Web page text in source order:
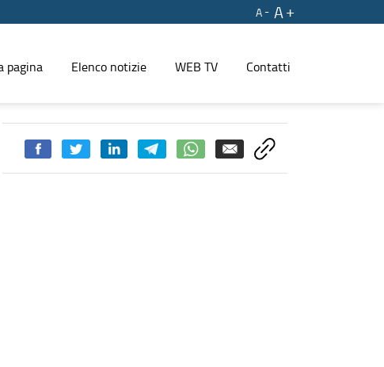
A
A
pagina Elenco notizie WEB TV Contatti
dell’indotto ex Ilva - PRESS REGIONE